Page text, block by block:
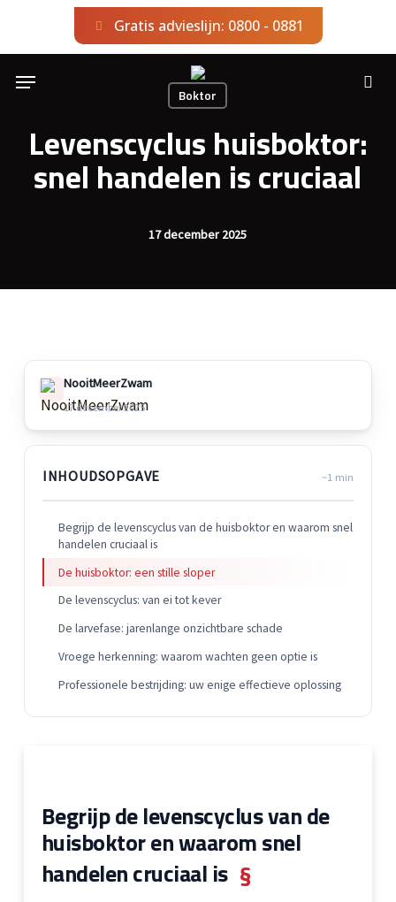
content
Gratis advieslijn: 0800 - 0881
Menu
Boktor
Levenscyclus huisboktor:
snel handelen is cruciaal
17 december 2025
Begrijp de levenscyclus van de
huisboktor en waarom snel
handelen cruciaal is §
NooitMeerZwam
17 december 2025
INHOUDSOPGAVE ~1 min
Begrijp de levenscyclus van de huisboktor en waarom snel
handelen cruciaal is
De huisboktor: een stille sloper
De levenscyclus: van ei tot kever
De larvefase: jarenlange onzichtbare schade
Vroege herkenning: waarom wachten geen optie is
Professionele bestrijding: uw enige effectieve oplossing